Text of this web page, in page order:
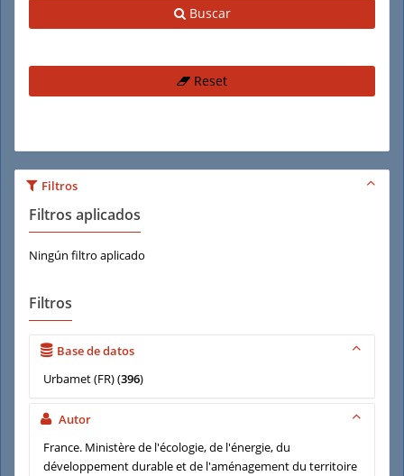
Buscar
Reset
Filtros
Filtros aplicados
Ningún filtro aplicado
Filtros
Base de datos
Urbamet (FR)(396)
Autor
France. Ministère de l'écologie, de l'énergie, du
développement durable et de l'aménagement du territoire